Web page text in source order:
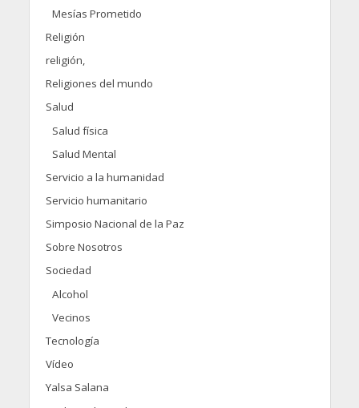
Mesías Prometido
Religión
religión,
Religiones del mundo
Salud
Salud física
Salud Mental
Servicio a la humanidad
Servicio humanitario
Simposio Nacional de la Paz
Sobre Nosotros
Sociedad
Alcohol
Vecinos
Tecnología
Vídeo
Yalsa Salana